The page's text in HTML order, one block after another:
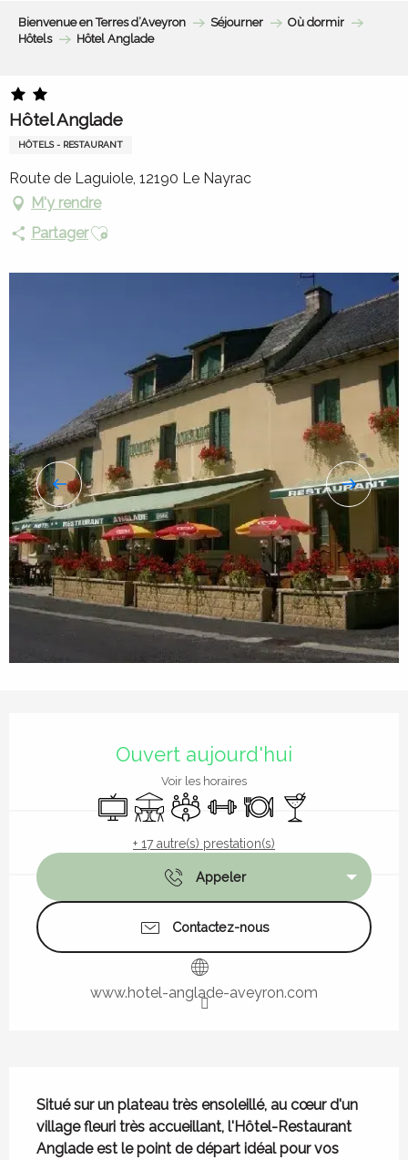
Bienvenue en Terres d’Aveyron Séjourner
Où dormir
Hôtels
Hôtel Anglade
Hôtel Anglade
HÔTELS - RESTAURANT
Route de Laguiole, 12190 Le Nayrac
M'y rendre
PartagerAjouter aux favoris
Ouvert aujourd'hui
Voir les horaires
TélévisionTerrasseSalle de réunion
Salle de sport
RestaurantBar / Buvette
+ 17 autre(s) prestation(s)
Appeler
Contactez-nous
www.hotel-anglade-aveyron.com
Situé sur un plateau très ensoleillé, au cœur d'un
village fleuri très accueillant, l'Hôtel-Restaurant
Anglade est le point de départ idéal pour vos